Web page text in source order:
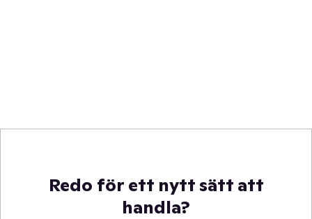
Redo för ett nytt sätt att
handla?